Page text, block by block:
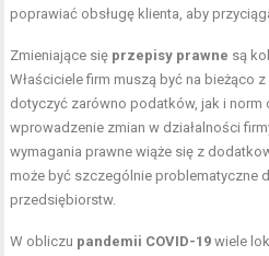
poprawiać obsługę klienta, aby
Zmieniające się przepisy prawne są
Właściciele firm muszą być na bieżąco
dotyczyć zarówno podatków, jak i
wprowadzenie zmian w działalności
wymagania prawne wiąże się z
może być szczególnie problematyczne
przedsiębiorstw.
W obliczu pandemii COVID-19 wiele